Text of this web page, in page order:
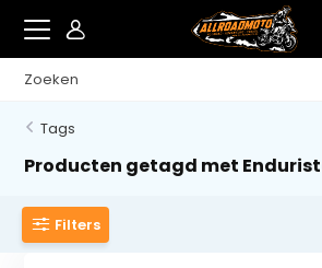
Tags
Producten getagd met
Filters